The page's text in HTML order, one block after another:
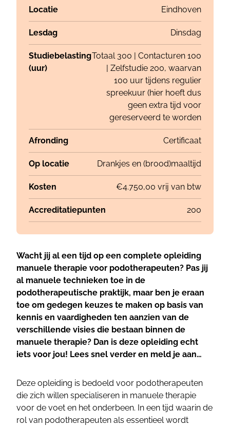
Wacht jij al een tijd op een complete opleiding
manuele therapie voor podotherapeuten? Pas jij
al manuele technieken toe in de
podotherapeutische praktijk, maar ben je eraan
toe om gedegen keuzes te maken op basis van
kennis en vaardigheden ten aanzien van de
verschillende visies die bestaan binnen de
manuele therapie? Dan is deze opleiding echt
iets voor jou! Lees snel verder en meld je aan…
Deze opleiding is bedoeld voor podotherapeuten
die zich willen specialiseren in manuele therapie
voor de voet en het onderbeen. In een tijd waarin de
rol van podotherapeuten als essentieel wordt
Locatie Eindhoven
Lesdag Dinsdag
Studiebelasting
(uur)
Totaal 300 | Contacturen 100
| Zelfstudie 200, waarvan
100 uur tijdens regulier
spreekuur (hier hoeft dus
geen extra tijd voor
gereserveerd te worden
Afronding Certificaat
Op locatie Drankjes en (brood)maaltijd
Kosten €4.750,00 vrij van btw
Accreditatiepunten 200